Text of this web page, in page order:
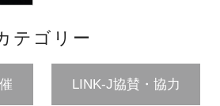
テゴリー
LINK-J協賛・協力